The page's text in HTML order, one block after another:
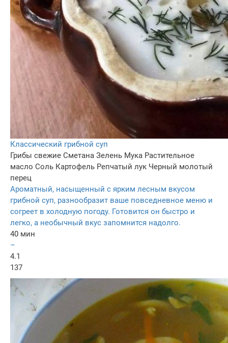
Классический грибной суп
Грибы свежие Сметана Зелень Мука Растительное
масло Соль Картофель Репчатый лук Черный молотый
перец
Ароматный, насыщенный с ярким лесным вкусом
грибной суп, разнообразит ваше повседневное меню и
согреет в холодную погоду. Готовится он быстро и
легко, а необычный вкус запомнится надолго.
40 мин
–
4.1
137